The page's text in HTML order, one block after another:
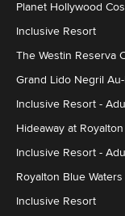
Planet Hollywood
Inclusive Resort
The Westin Reserva
Grand Lido Negril
Inclusive Resort -
Hideaway at
Inclusive Resort -
Royalton Blue
Inclusive Resort